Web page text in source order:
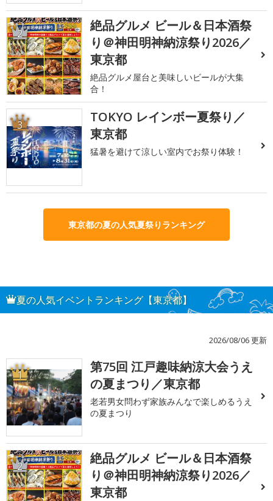
2
絶品グルメ ビール＆日本酒祭
り＠神田明神納涼祭り2026／
東京都
絶品グルメ屋台と美味しいビールが大集
合！
3
TOKYO レインボー夏祭り／
東京都
猛暑を避けて涼しい室内でお祭り体験！
東京都の夏の人気夏祭りランキング
夏の人気イベントランキング【東京都】
2026/08/06 更新
1
第75回 江戸趣味納涼大会うえ
の夏まつり／東京都
老若男女問わず家族みんなで楽しめるうえ
の夏まつり
2
絶品グルメ ビール＆日本酒祭
り＠神田明神納涼祭り2026／
東京都